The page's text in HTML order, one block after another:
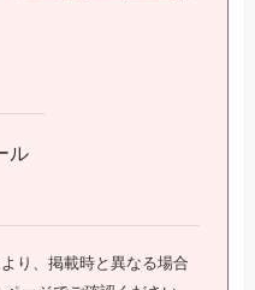
ル
り、掲載時と異なる場合